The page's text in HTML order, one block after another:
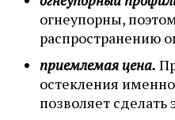
огнеупорны,
распространению
приемлемая цена.
остекления
позволяет